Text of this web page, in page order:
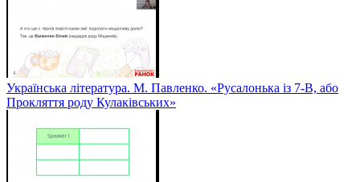
Українська література. М. Павленко. «Русалонька із 7-В, або
Прокляття роду Кулаківських»